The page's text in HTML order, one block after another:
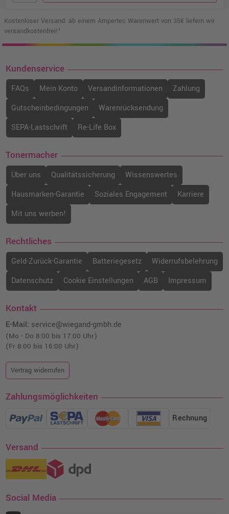
Kostenloser Versand: ab einem Ampertec Warenwert von 35€ liefern wir
versandkostenfrei!¹
Kundenservice
FAQs Mein Konto Versandinformationen
Zahlung
Gutscheinbedingungen
Warenrücksendung
SEPA-Lastschrift
Re-Life Box
Tonermacher
Über uns Qualitätssicherung
Wissenswertes
Hausmarken-Garantie
Soziales Engagement
Karriere
Mit uns werben!
Rechtliches
Geld-Zurück-Garantie Batteriegesetz
Widerrufsbelehrung
Datenschutz
Cookie Einstellungen AGB Impressum
Kontakt
E-Mail: service@wiegand-gmbh.de
(Mo - Do 8:00 bis 17:00 Uhr)
(Fr 8:00 bis 16:00 Uhr)
Vertrag widerrufen
Zahlungsmöglichkeiten
Rechnung
Versand
Social Media